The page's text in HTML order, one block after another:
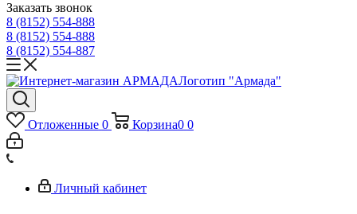
Заказать звонок
8 (8152) 554-888
8 (8152) 554-888
8 (8152) 554-887
Логотип "Армада"
Отложенные 0 Корзина0 0
Личный кабинет